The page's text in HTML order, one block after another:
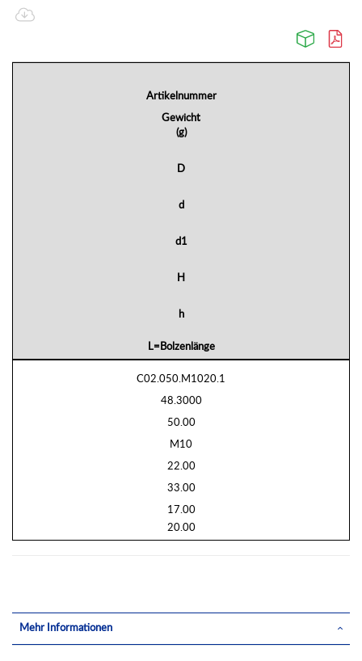
Artikelnummer
Gewicht
(g)
D
d
d1
H
h
L=Bolzenlänge
C02.050.M1020.1
48.3000
50.00
M10
22.00
33.00
17.00
20.00
Mehr Informationen